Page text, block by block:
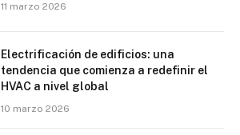
11 marzo 2026
Electrificación de edificios: una
tendencia que comienza a redefinir el
HVAC a nivel global
10 marzo 2026